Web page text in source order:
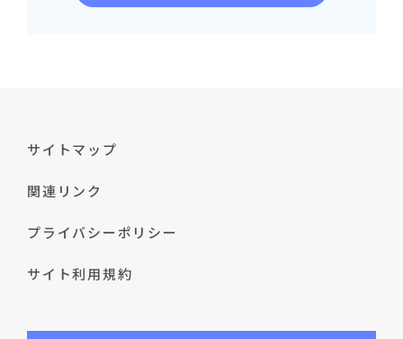
サイトマップ
関連リンク
プライバシーポリシー
サイト利用規約